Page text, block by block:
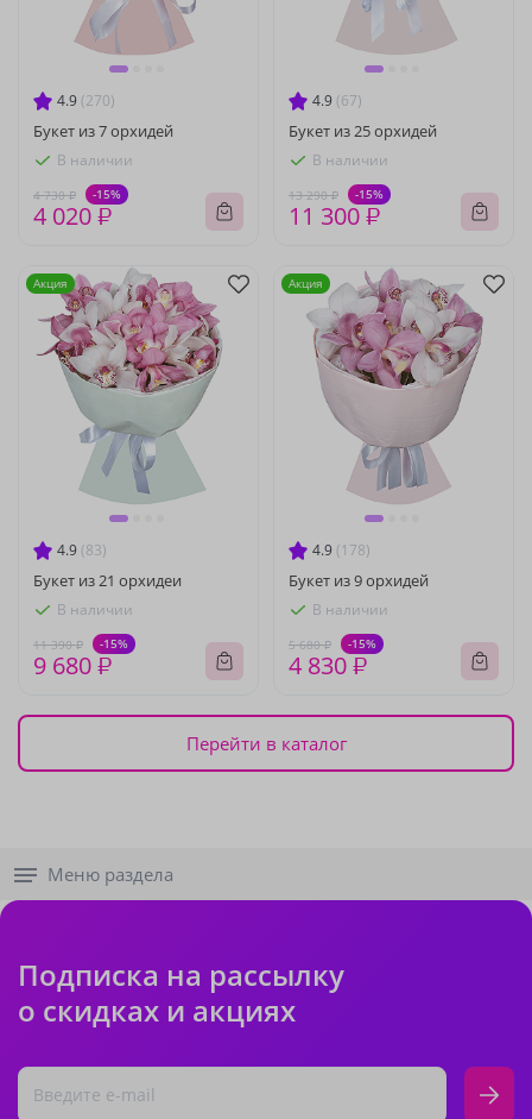
4.9 (270)
Букет из 7 орхидей
В наличии
4 730 ₽ -15%
4 020 ₽
4.9 (67)
Букет из 25 орхидей
В наличии
13 290 ₽ -15%
11 300 ₽
4.9 (83)
Букет из 21 орхидеи
В наличии
11 390 ₽ -15%
9 680 ₽
Акция
4.9 (178)
Букет из 9 орхидей
В наличии
5 680 ₽ -15%
4 830 ₽
Акция
Перейти в каталог
Меню раздела
Подписка на рассылку
о скидках и акциях